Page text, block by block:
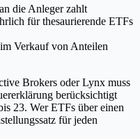
die Anleger zahlt
für thesaurierende ETFs
Verkauf von Anteilen
Brokers oder Lynx muss
berücksichtigt
23. Wer ETFs über einen
für jeden